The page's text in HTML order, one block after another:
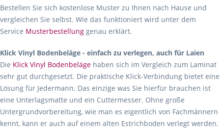
Bestellen Sie sich kostenlose Muster zu Ihnen nach Hause und
vergleichen Sie selbst. Wie das funktioniert wird unter dem
Service Musterbestellung genau erklärt.
Klick Vinyl Bodenbeläge - einfach zu verlegen, auch für Laien
Die Klick Vinyl Bodenbeläge haben sich im Vergleich zum Laminat
sehr gut durchgesetzt. Die praktische Klick-Verbindung bietet eine
Lösung für Jedermann. Das einzige was Sie hierfür brauchen ist
eine Unterlagsmatte und ein Cuttermesser. Ohne große
Untergrundvorbereitung, wie man es eigentlich von Fachmännern
kennt, kann er auch auf einem alten Estrichboden verlegt werden.